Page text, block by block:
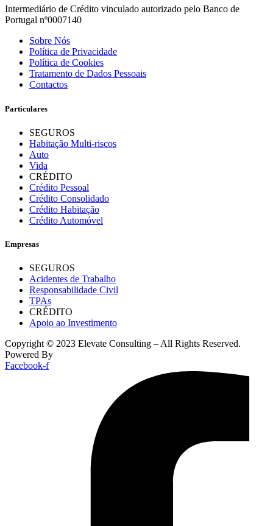
Intermediário de Crédito vinculado autorizado pelo Banco de
Portugal nº0007140
Sobre Nós
Política de Privacidade
Política de Cookies
Tratamento de Dados Pessoais
Contactos
Particulares
SEGUROS
Habitação Multi-riscos
Auto
Vida
CRÉDITO
Crédito Pessoal
Crédito Consolidado
Crédito Habitação
Crédito Automóvel
Empresas
SEGUROS
Acidentes de Trabalho
Responsabilidade Civil
TPAs
CRÉDITO
Apoio ao Investimento
Copyright © 2023 Elevate Consulting – All Rights Reserved.
Powered By
Facebook-f